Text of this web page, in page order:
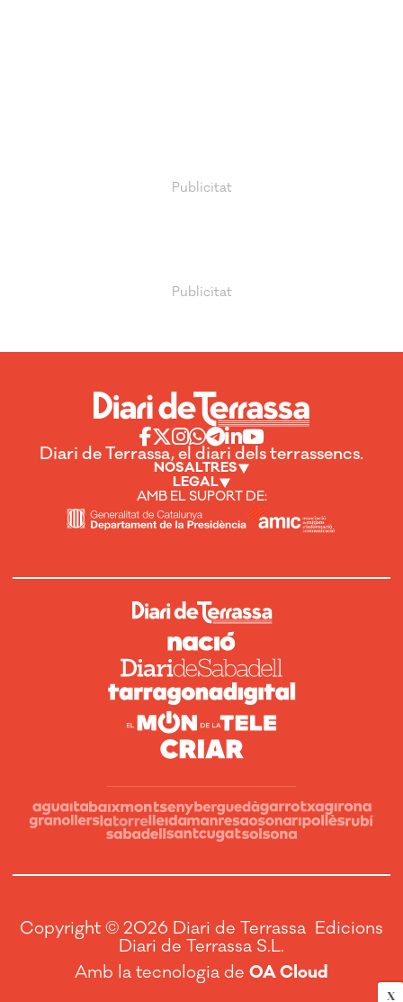
X
Diari de Terrassa, el diari dels terrassencs.
NOSALTRES
LEGAL
AMB EL SUPORT DE:
Copyright © 2026 Diari de Terrassa Edicions
Diari de Terrassa S.L.
Amb la tecnologia de OA Cloud